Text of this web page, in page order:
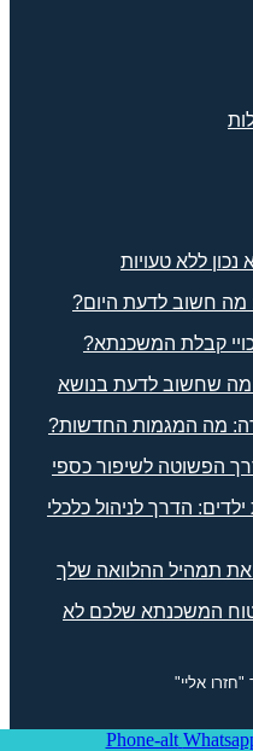
ללא טעויות
מה חשוב לדעת היום?
קבלת המשכנתא?
מה שחשוב לדעת בנושא
מה המגמות החדשות?
הפשוטה לשיפור כספי
הדרך לניהול כלכלי
את תמהיל ההלוואה שלך
המשכנתא שלכם לא
"חזרו אליי"
באתרPhone-alt